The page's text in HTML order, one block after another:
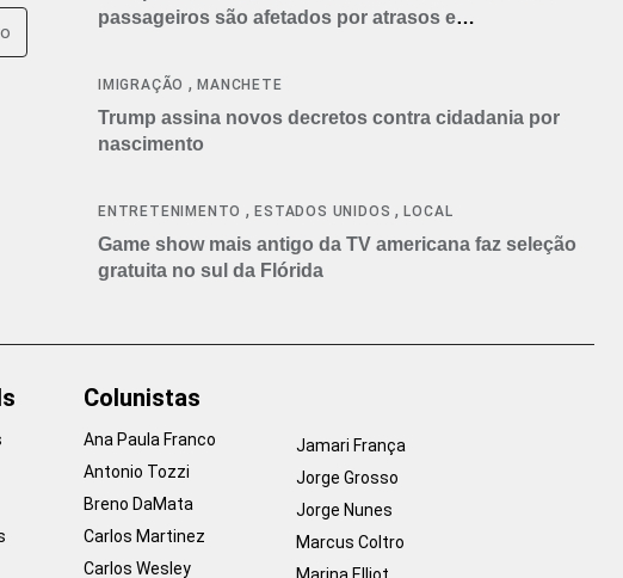
passageiros são afetados por atrasos e
IMIGRAÇÃO ,MANCHETE
Trump assina novos decretos contra cidadania por
nascimento
ENTRETENIMENTO ,ESTADOS UNIDOS ,LOCAL
Game show mais antigo da TV americana faz seleção
gratuita no sul da Flórida
Colunistas
Ana Paula Franco
Antonio Tozzi
Breno DaMata
Carlos Martinez
Carlos Wesley
Jamari França
Jorge Grosso
Jorge Nunes
Marcus Coltro